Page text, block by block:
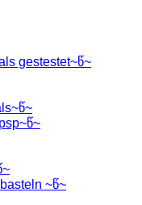
gestestet~წ~
~წ~